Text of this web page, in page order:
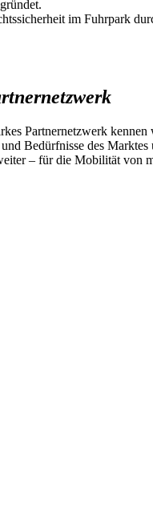
im Fuhrpark
Partnernetzwerk
Bedürfnisse des
– für die Mobilität von